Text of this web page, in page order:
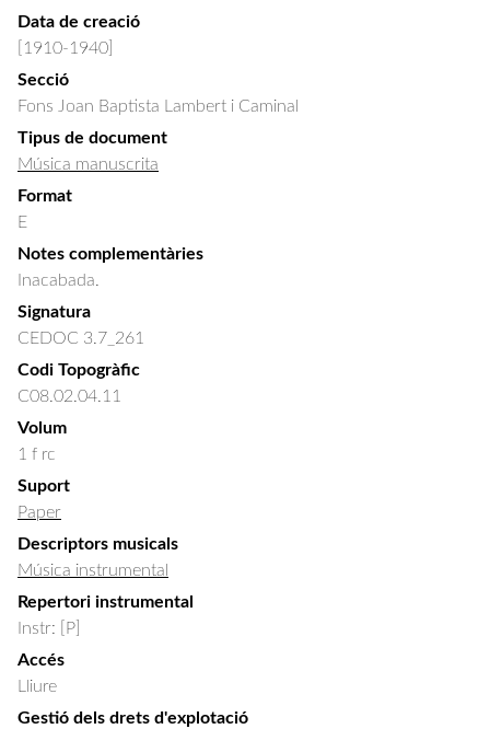
Data de creació
[1910-1940]
Secció
Fons Joan Baptista Lambert i Caminal
Tipus de document
Música manuscrita
Format
E
Notes complementàries
Inacabada.
Signatura
CEDOC 3.7_261
Codi Topogràfic
C08.02.04.11
Volum
1 f rc
Suport
Paper
Descriptors musicals
Música instrumental
Repertori instrumental
Instr: [P]
Accés
Lliure
Gestió dels drets d'explotació